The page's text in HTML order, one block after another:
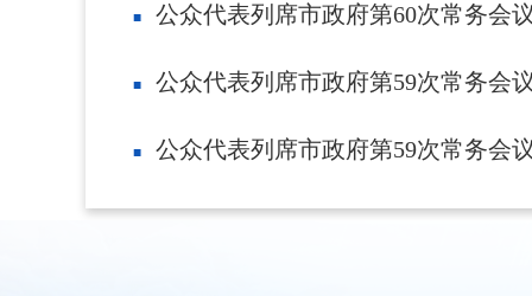
公众代表列席市政府第60次常务会
公众代表列席市政府第59次常务会
公众代表列席市政府第59次常务会